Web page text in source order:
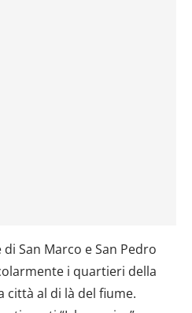
San Marco e San Pedro
i quartieri della
città al di là del fiume.